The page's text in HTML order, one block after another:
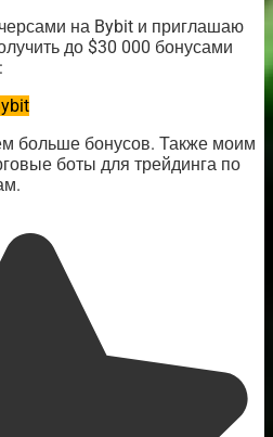
на Bybit и приглашаю
до $30 000 бонусами
больше бонусов. Также моим
боты для трейдинга по